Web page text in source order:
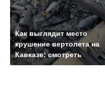
Как выглядит место
крушение вертолета на
Кавказе: смотреть